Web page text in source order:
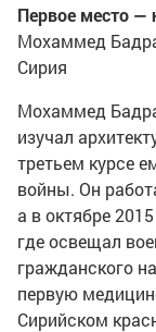
Первое место —
Мохаммед
Сирия
Мохаммед
изучал
третьем курсе
войны. Он
а в октябре
где освещал
гражданского
первую
Сирийском